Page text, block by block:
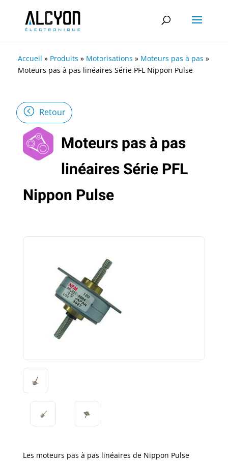
Accueil » Produits » Motorisations » Moteurs pas à pas »
Moteurs pas à pas linéaires Série PFL Nippon Pulse
Retour
Moteurs pas à pas
linéaires Série PFL
Nippon Pulse
Les moteurs pas à pas linéaires de Nippon Pulse